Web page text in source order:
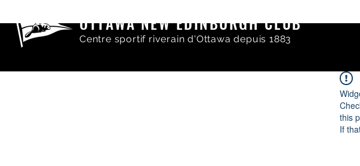
OTTAWA NEW EDINBURGH CLUB
Centre sportif riverain d'Ottawa depuis 1883
this
If